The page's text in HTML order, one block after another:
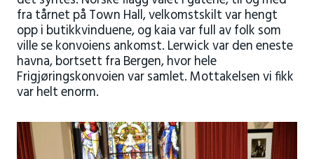
fra tårnet på Town Hall, velkomstskilt var hengt
opp i butikkvinduene, og kaia var full av folk som
ville se konvoiens ankomst. Lerwick var den eneste
havna, bortsett fra Bergen, hvor hele
Frigjøringskonvoien var samlet. Mottakelsen vi fikk
var helt enorm.